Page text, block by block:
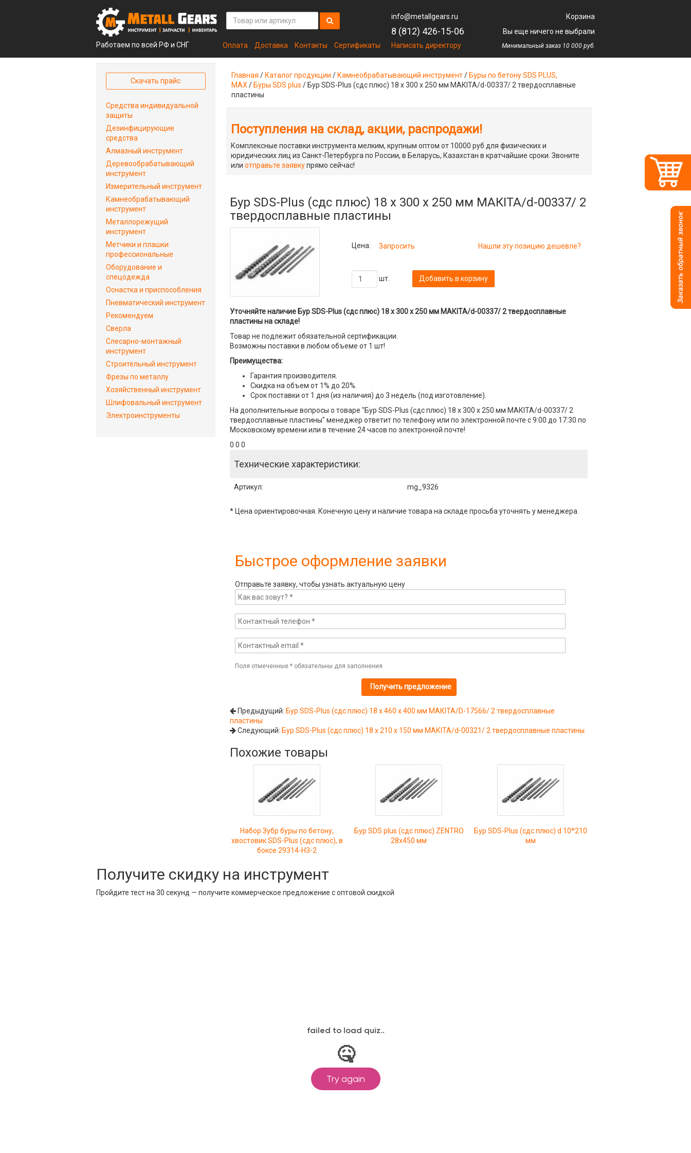
Работаем по всей РФ и СНГ Оплата Доставка Контакты Сертификаты
info@metallgears.ru
8 (812) 426-15-06
Написать директору
Корзина
Вы еще ничего не выбрали
Минимальный заказ 10 000 руб.
Главная / Каталог продукции / Камнеобрабатывающий инструмент/ Буры по бетону SDS PLUS,
MAX / Буры SDS plus / Бур SDS-Plus (сдс плюс) 18 х 300 х 250 мм МАКIТА/d-00337/ 2 твердосплавные
пластины
Поступления на склад, акции, распродажи!
Комплексные поставки инструмента мелким, крупным оптом от 10000 руб для физических и
юридических лиц из Санкт-Петербурга по России, в Беларусь, Казахстан в кратчайшие сроки. Звоните
или отправьте заявкупрямо сейчас!
Бур SDS-Plus (сдс плюс) 18 х 300 х 250 мм МАКIТА/d-00337/ 2
твердосплавные пластины
Цена: Запросить Нашли эту позицию дешевле?
шт. Добавить в корзину
Уточняйте наличие Бур SDS-Plus (сдс плюс) 18 х 300 х 250 мм МАКIТА/d-00337/ 2 твердосплавные
пластины на складе!
Товар не подлежит обязательной сертификации.
Возможны поставки в любом объеме от 1 шт!
Преимущества:
Гарантия производителя.
Скидка на объем от 1% до 20%.
Срок поставки от 1 дня (из наличия) до 3 недель (под изготовление).
На дополнительные вопросы о товаре "Бур SDS-Plus (сдс плюс) 18 х 300 х 250 мм МАКIТА/d-00337/ 2
твердосплавные пластины" менеджер ответит по телефону или по электронной почте с 9:00 до 17:30 по
Московскому времени или в течение 24 часов по электронной почте!
0 0 0
Технические характеристики:
Артикул: mg_9326
* Цена ориентировочная. Конечную цену и наличие товара на складе просьба уточнять у менеджера.
Быстрое оформление заявки
Отправьте заявку, чтобы узнать актуальную цену
Поля отмеченные *обязательны для заполнения
Предыдущий: Бур SDS-Plus (сдс плюс) 18 х 460 х 400 мм МАКIТА/D-17566/ 2 твердосплавные
пластины
Следующий: Бур SDS-Plus (сдс плюс) 18 х 210 х 150 мм МАКIТА/d-00321/ 2 твердосплавные пластины
Похожие товары
Набор Зубр буры по бетону,
хвостовик SDS-Plus (сдс плюс), в
боксе 29314-H3-2
Бур SDS plus (сдс плюс) ZENTRO
28х450 мм
Бур SDS-Plus (сдс плюс) d 10*210
мм
Скачать прайс
Средства индивидуальной
защиты
Дезинфицирующие
средства
Алмазный инструмент
Деревообрабатывающий
инструмент
Измерительный инструмент
Камнеобрабатывающий
инструмент
Металлорежущий
инструмент
Метчики и плашки
профессиональные
Оборудование и
спецодежда
Оснастка и приспособления
Пневматический инструмент
Рекомендуем
Сверла
Слесарно-монтажный
инструмент
Строительный инструмент
Фрезы по металлу
Хозяйственный инструмент
Шлифовальный инструмент
Электроинструменты
Получите скидку на инструмент
Пройдите тест на 30 секунд — получите коммерческое предложение с оптовой скидкой